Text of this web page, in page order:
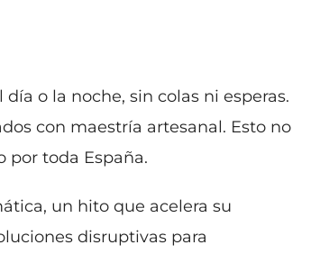
o la noche, sin colas ni esperas.
con maestría artesanal. Esto no
por toda España.
un hito que acelera su
disruptivas para